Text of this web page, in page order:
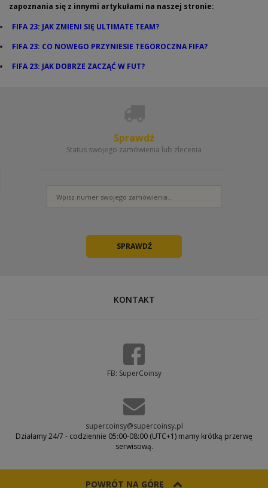
zapoznania się z innymi artykułami na naszej stronie:
FIFA 23: JAK ZMIENI SIĘ ULTIMATE TEAM?
FIFA 23: CO NOWEGO PRZYNIESIE TEGOROCZNA FIFA?
FIFA 23: JAK DOBRZE ZACZĄĆ W FUT?
Sprawdź
Status swojego zamówienia lub zlecenia
KONTAKT
FB: SuperCoinsy
supercoinsy@supercoinsy.pl
Działamy 24/7 - codziennie 05:00-08:00 (UTC+1) mamy krótką przerwę
serwisową.
POWRÓT NA GÓRĘ